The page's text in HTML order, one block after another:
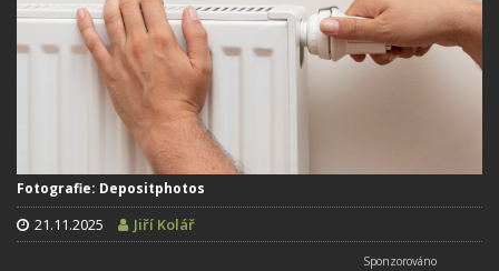
Fotografie: Depositphotos
21.11.2025 Jiří Kolář